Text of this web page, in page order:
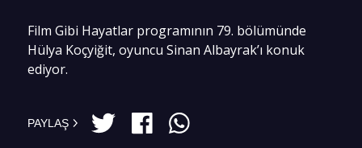
Film Gibi Hayatlar programının 79. bölümünde
Hülya Koçyiğit, oyuncu Sinan Albayrak’ı konuk
ediyor.
PAYLAŞ